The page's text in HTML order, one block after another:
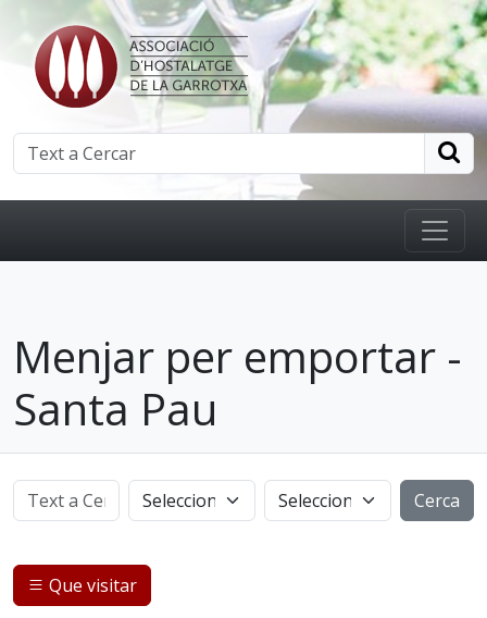
Menjar per emportar -
Santa Pau
Cerca
Que visitar